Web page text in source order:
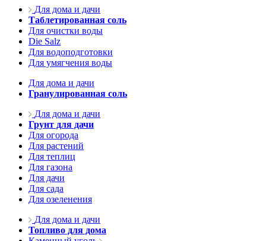
Для дома и дачи
Таблетированная соль
Для очистки воды
Die Salz
Для водоподготовки
Для умягчения воды
Для дома и дачи
Гранулированная соль
Для дома и дачи
Грунт для дачи
Для огорода
Для растений
Для теплиц
Для газона
Для дачи
Для сада
Для озеленения
Для дома и дачи
Топливо для дома